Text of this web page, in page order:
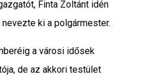
Finta Zoltánt idén
ki a polgármester.
a városi idősek
de az akkori testület